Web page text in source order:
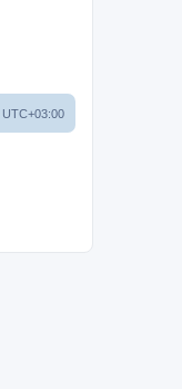
UTC+03:00